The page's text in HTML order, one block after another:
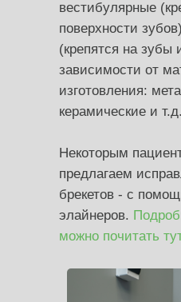
вестибулярные
поверхности
(крепятся на зубы
зависимости от
изготовления:
керамические и т.д.
Некоторым
предлагаем
брекетов - с
элайнеров.
можно почитать